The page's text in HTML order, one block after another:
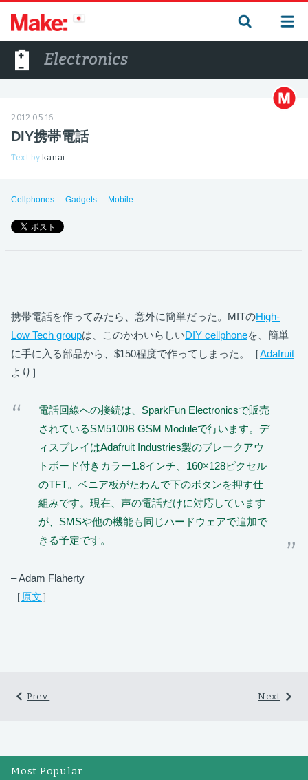
Electronics
2012.05.16
DIY携帯電話
Text bykanai
Cellphones Gadgets Mobile
携帯電話を作ってみたら、意外に簡単だった。MITのHigh-
Low Tech groupは、このかわいらしいDIY cellphoneを、簡単
に手に入る部品から、$150程度で作ってしまった。［Adafruit
より］
電話回線への接続は、SparkFun Electronicsで販売
されているSM5100B GSM Moduleで行います。デ
ィスプレイはAdafruit Industries製のブレークアウ
トボード付きカラー1.8インチ、160×128ピクセル
のTFT。ベニア板がたわんで下のボタンを押す仕
組みです。現在、声の電話だけに対応しています
が、SMSや他の機能も同じハードウェアで追加で
きる予定です。
– Adam Flaherty
［ 原文］
Next
Prev.
Most Popular